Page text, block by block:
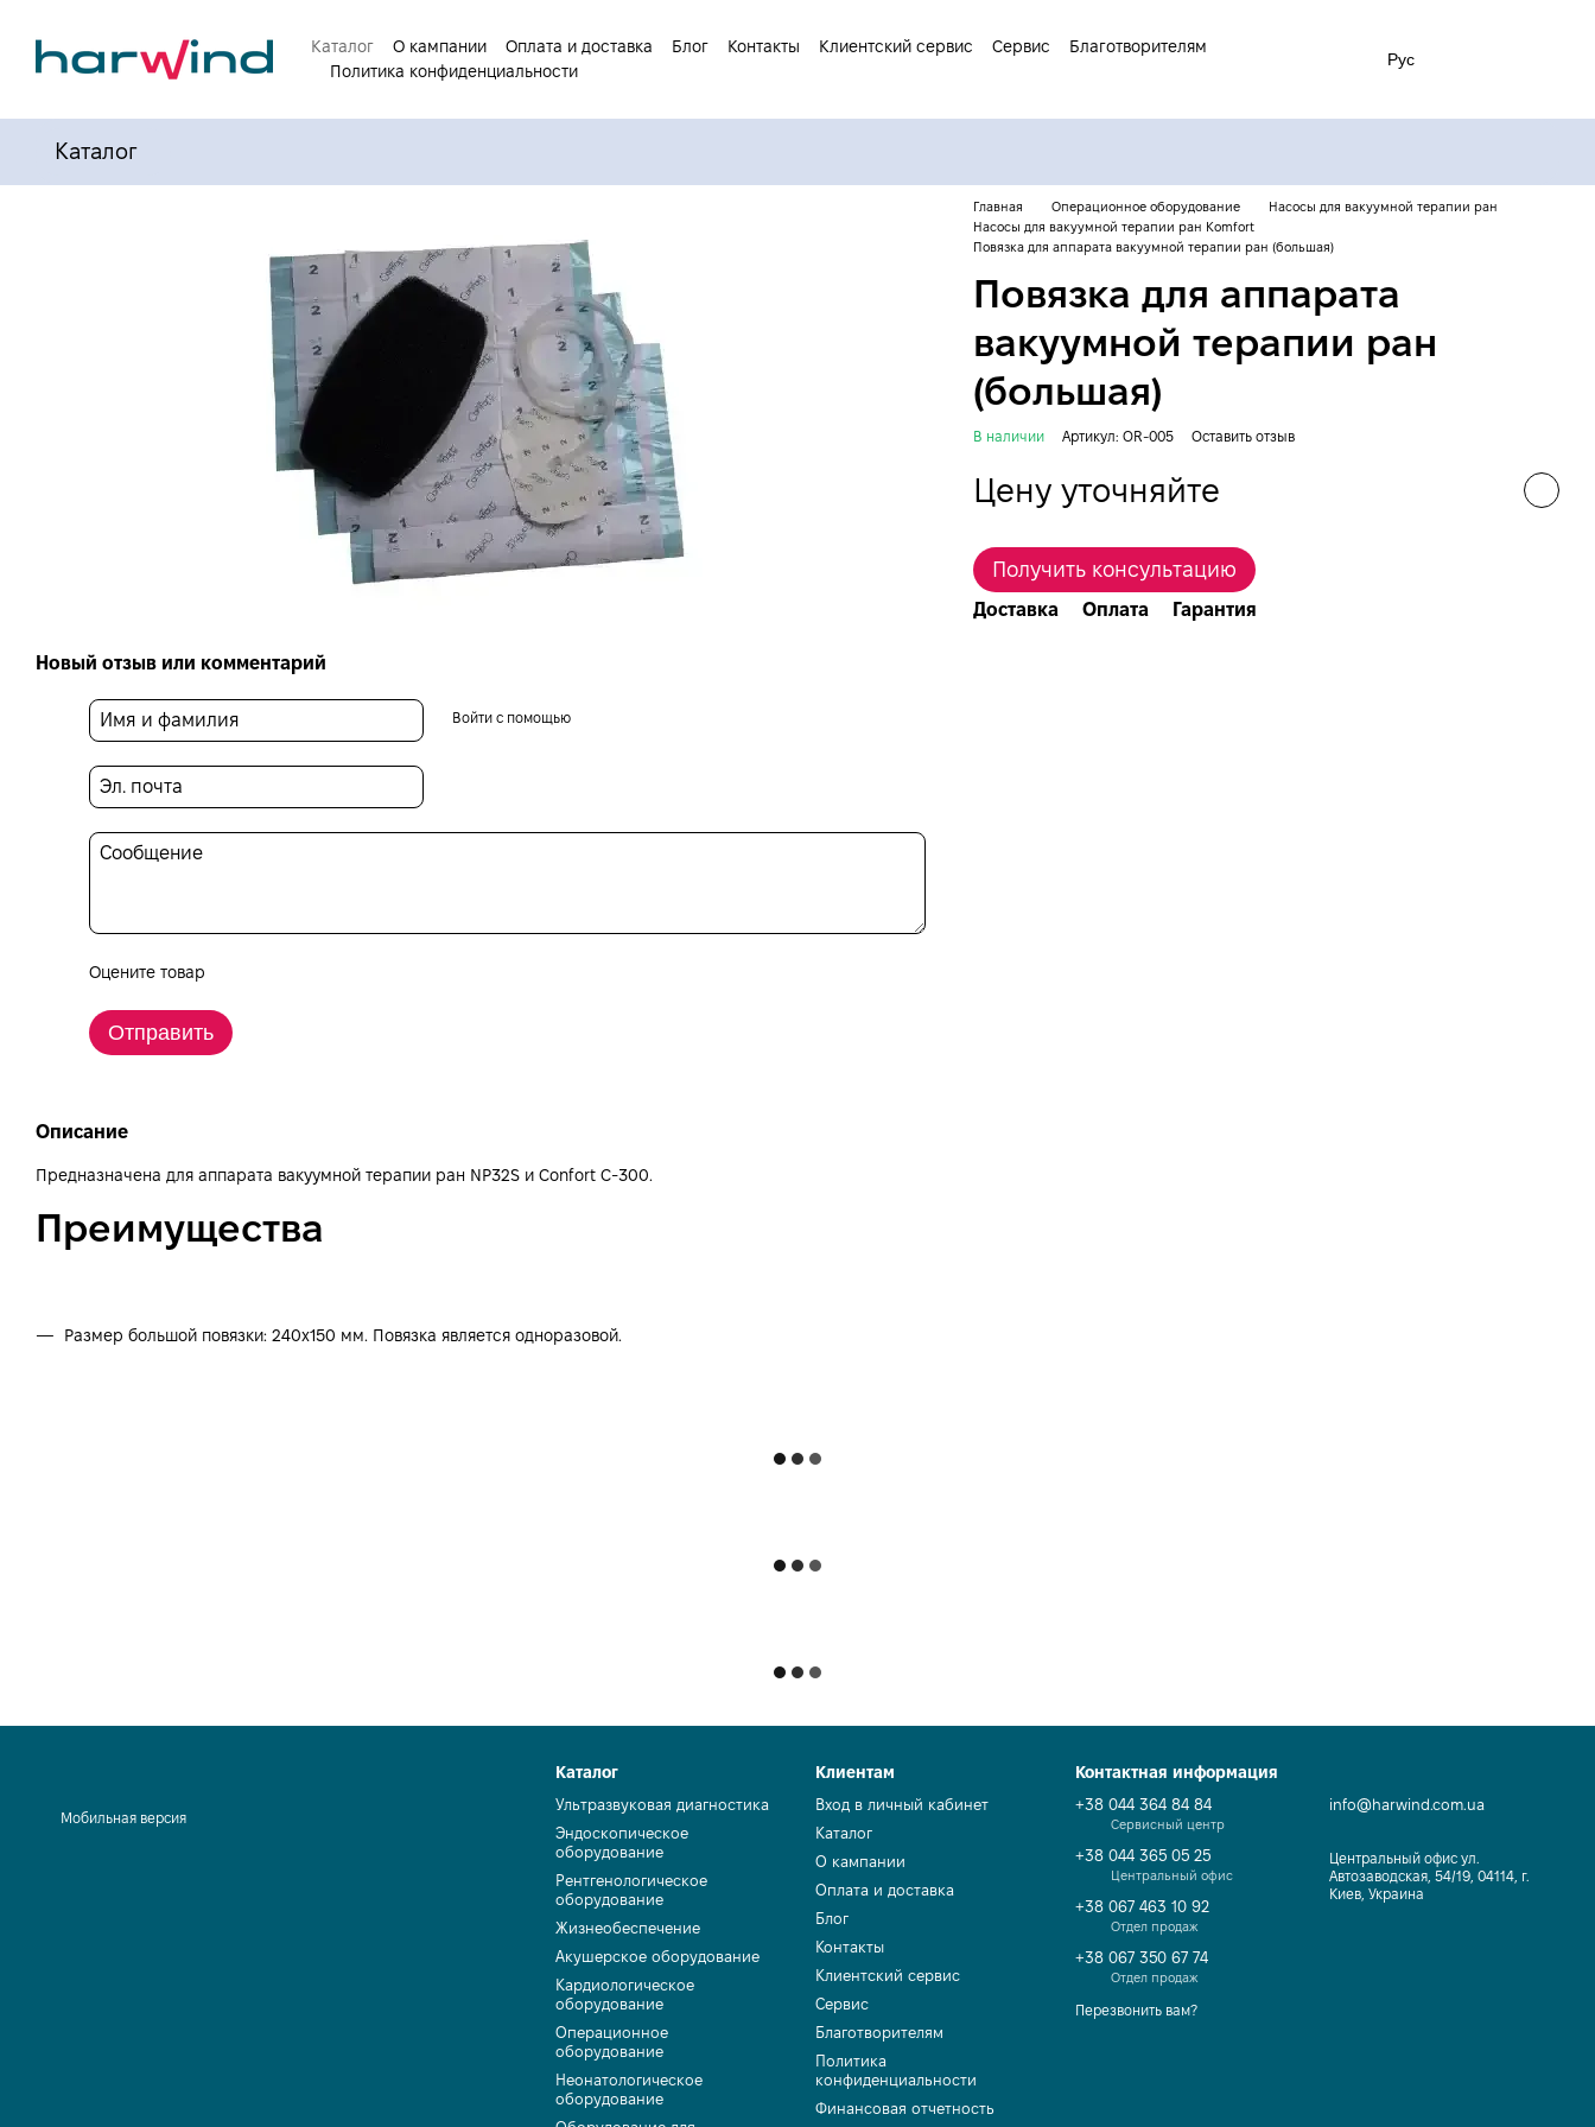
Каталог
О кампании Оплата и доставка Блог Контакты Клиентский сервис Сервис
Благотворителям
Политика конфиденциальности
Рус
Каталог
Новый отзыв или комментарий
Войти с помощью
Оцените товар
Отправить
Главная Операционное оборудование
Насосы для вакуумной терапии ран
Насосы для вакуумной терапии ран Komfort
Повязка для аппарата вакуумной терапии ран (большая)
Повязка для аппарата
вакуумной терапии ран
(большая)
В наличии Артикул: OR-005 Оставить отзыв
Цену уточняйте
Получить консультацию
Доставка Оплата Гарантия
Описание
Предназначена для аппарата вакуумной терапии ран NP32S и Confort C-300.
Преимущества
Размер большой повязки: 240х150 мм. Повязка является одноразовой.
Мобильная версия
Каталог
Ультразвуковая диагностика
Эндоскопическое
оборудование
Рентгенологическое
оборудование
Жизнеобеспечение
Акушерское оборудование
Кардиологическое
оборудование
Операционное
оборудование
Неонатологическое
оборудование
Клиентам
Вход в личный кабинет
Каталог
О кампании
Оплата и доставка
Блог
Контакты
Клиентский сервис
Сервис
Благотворителям
Политика
конфиденциальности
Финансовая отчетность
Контактная информация
+38 044 364 84 84
Сервисный центр
+38 044 365 05 25
Центральный офис
+38 067 463 10 92
Отдел продаж
+38 067 350 67 74
Отдел продаж
Перезвонить вам?
info@harwind.com.ua
Центральный офис ул.
Автозаводская, 54/19, 04114, г.
Киев, Украина